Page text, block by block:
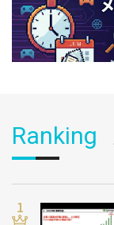
Ranking